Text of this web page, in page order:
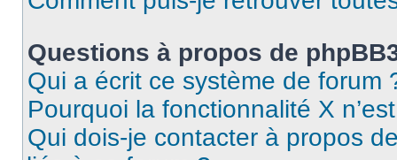
Questions à propos de
Qui a écrit ce système de forum
Pourquoi la fonctionnalité X
Qui dois-je contacter à propos